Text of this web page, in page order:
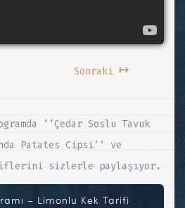
Sonraki ↦
‘‘Çedar Soslu Tavuk
Patates Cipsi’’ ve
sizlerle paylaşıyor.
– Limonlu Kek Tarifi